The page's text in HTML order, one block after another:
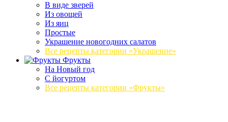
В виде зверей
Из овощей
Из яиц
Простые
Украшение новогодних салатов
Все рецепты категории «Украшение»
Фрукты
На Новый год
С йогуртом
Все рецепты категории «Фрукты»